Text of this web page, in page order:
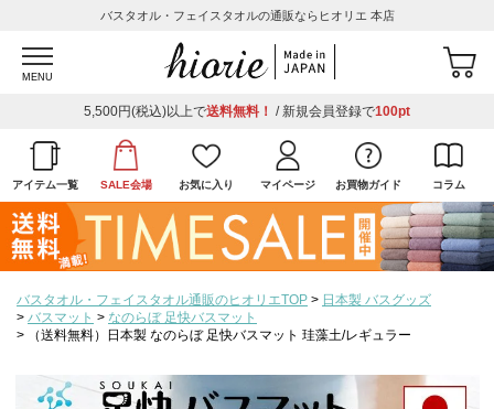
バスタオル・フェイスタオルの通販ならヒオリエ 本店
MENU
5,500円(税込)以上で送料無料！ / 新規会員登録で100pt
アイテム一覧 SALE会場 お気に入り マイページ お買物ガイド コラム
バスタオル・フェイスタオル通販のヒオリエTOP
日本製 バスグッズ
バスマット
なのらぼ 足快バスマット
（送料無料）日本製 なのらぼ 足快バスマット 珪藻土/レギュラー